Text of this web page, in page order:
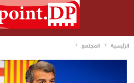
الرئيسية المجتمع